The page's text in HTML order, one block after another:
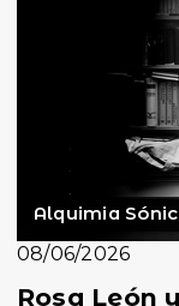
Alquimia
08/06/2026
Rosa León